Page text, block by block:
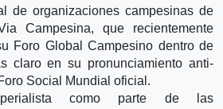
de organizaciones campesinas de
Campesina, que recientemente
Foro Global Campesino dentro de
claro en su pronunciamiento anti-
Social Mundial oficial.
como parte de las